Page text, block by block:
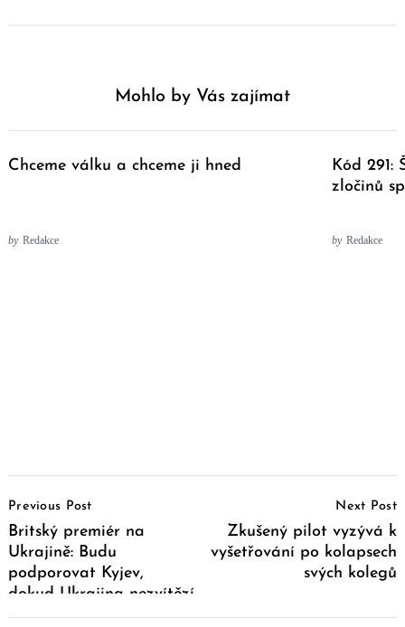
Mohlo by Vás zajímat
Chceme válku a chceme ji hned
by Redakce
Kód 291:
zločinů
by Redakce
Navigation
Previous Post
Britský premiér na
Ukrajině: Budu
podporovat Kyjev,
dokud Ukrajina nezvítězí
Next Post
Zkušený pilot vyzývá k
vyšetřování po kolapsech
svých kolegů